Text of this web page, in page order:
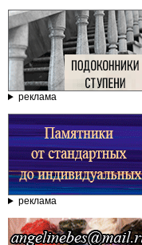
реклама
реклама